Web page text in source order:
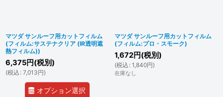
マツダ サンルーフ用カットフィルム
(フィルム:サステナクリア (IR透明遮
熱フィルム))
6,375円(税別)
(税込 : 7,013円)
オプション選択
マツダ サンルーフ用カットフィルム
(フィルム:プロ・スモーク)
1,672円(税別)
(税込 : 1,840円)
在庫なし